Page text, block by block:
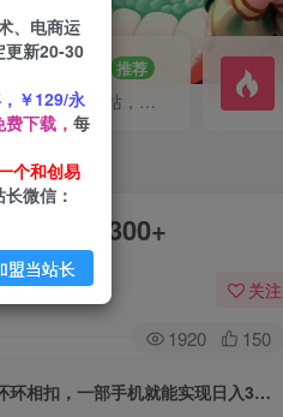
招募站长 推荐
搭建同款网站，自己当老板
现日入300+
关注
1920 150
（6800期）影音优盘计划，三种连环套变现，环环相扣，一部手机就能实现日入300+
、电商运
更新20-30
￥129/永
下载， 每
个和创易
长微信：
盟当站长